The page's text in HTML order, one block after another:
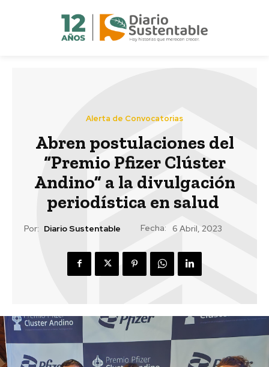
Alerta de Convocatorias
Abren postulaciones del
“Premio Pfizer Clúster
Andino” a la divulgación
periodística en salud
Por: Diario Sustentable Fecha: 6 Abril, 2023